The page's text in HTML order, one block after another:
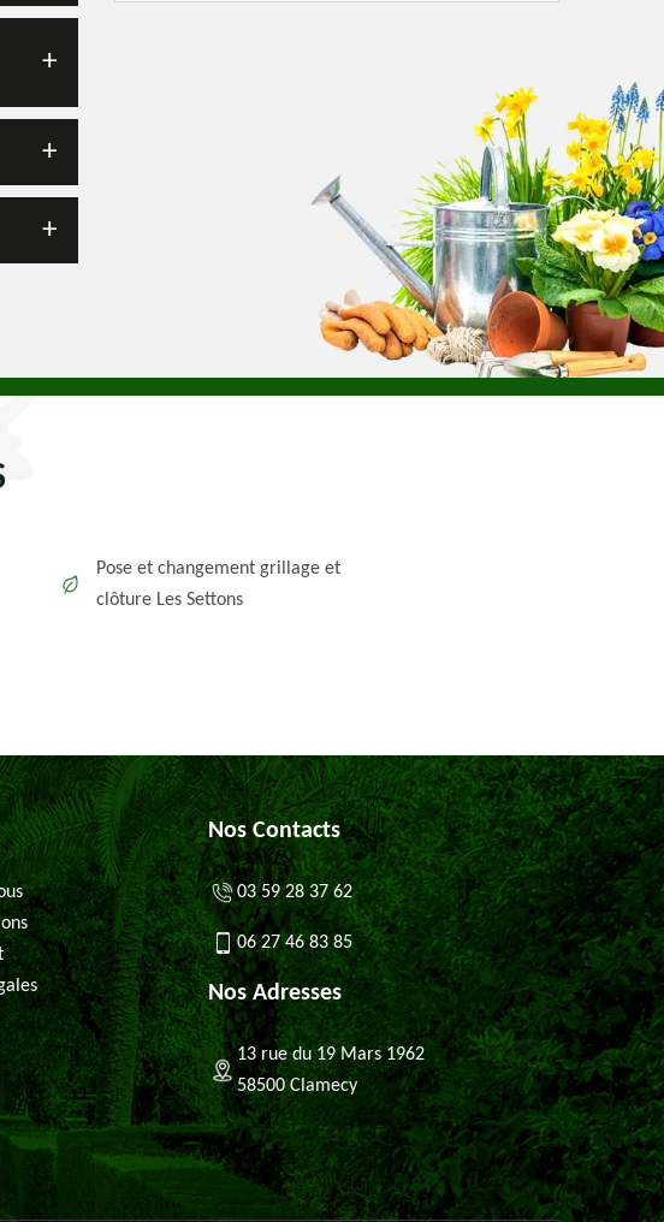
Pose et changement grillage et
clôture Les Settons
Nos Contacts
03 59 28 37 62
06 27 46 83 85
Nos Adresses
13 rue du 19 Mars 1962
58500 Clamecy